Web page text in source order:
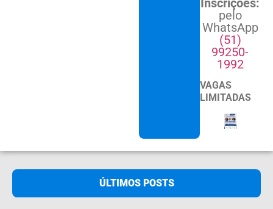
Inscrições:
pelo
WhatsApp
(51)
99250-
1992
VAGAS
LIMITADAS
ÚLTIMOS POSTS